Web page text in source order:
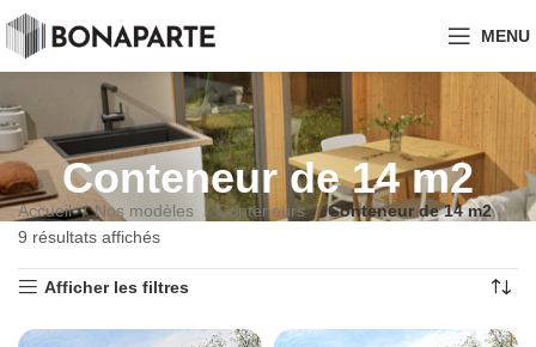
MENU
Conteneur de 14 m2
Accueil Nos modèles Conteneurs
Conteneur de 14 m2
9 résultats affichés
Afficher les filtres